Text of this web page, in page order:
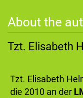
About the
Tzt. Elisabeth
Tzt. Elisabeth
die 2010 an der